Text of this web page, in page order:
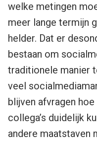
welke metingen
meer lange termijn
helder. Dat er
bestaan om
traditionele manier
veel
blijven afvragen
collega’s duidelijk
andere maatstaven